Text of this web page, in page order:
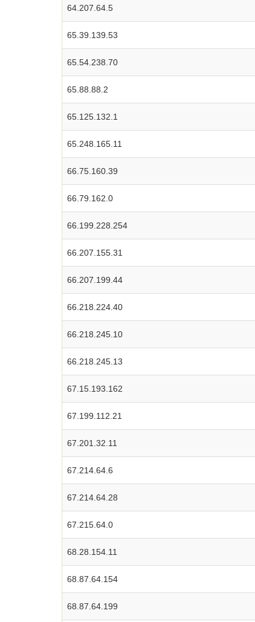
64.207.64.5
65.39.139.53
65.54.238.70
65.88.88.2
65.125.132.1
65.248.165.11
66.75.160.39
66.79.162.0
66.199.228.254
66.207.155.31
66.207.199.44
66.218.224.40
66.218.245.10
66.218.245.13
67.15.193.162
67.199.112.21
67.201.32.11
67.214.64.6
67.214.64.28
67.215.64.0
68.28.154.11
68.87.64.154
68.87.64.199